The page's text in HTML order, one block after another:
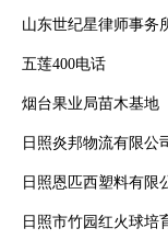
山东世纪星律师事务
五莲400电话
烟台果业局苗木基地
日照炎邦物流有限公
日照恩匹西塑料有限
日照市竹园红火球培